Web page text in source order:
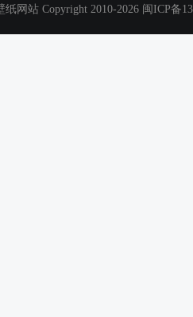
网站 Copyright 2010-2026 闽ICP备